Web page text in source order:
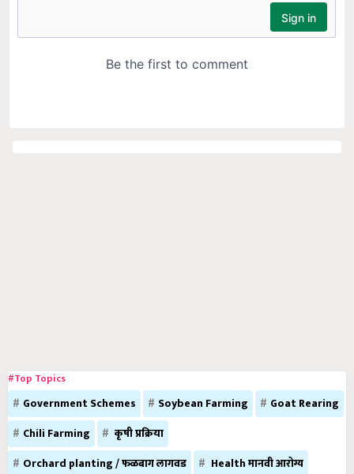
#Top Topics
Government Schemes Soybean Farming
Goat Rearing
Chili Farming
कृषी प्रक्रिया
Orchard planting / फळबाग लागवड
Health मानवी आरोग्य